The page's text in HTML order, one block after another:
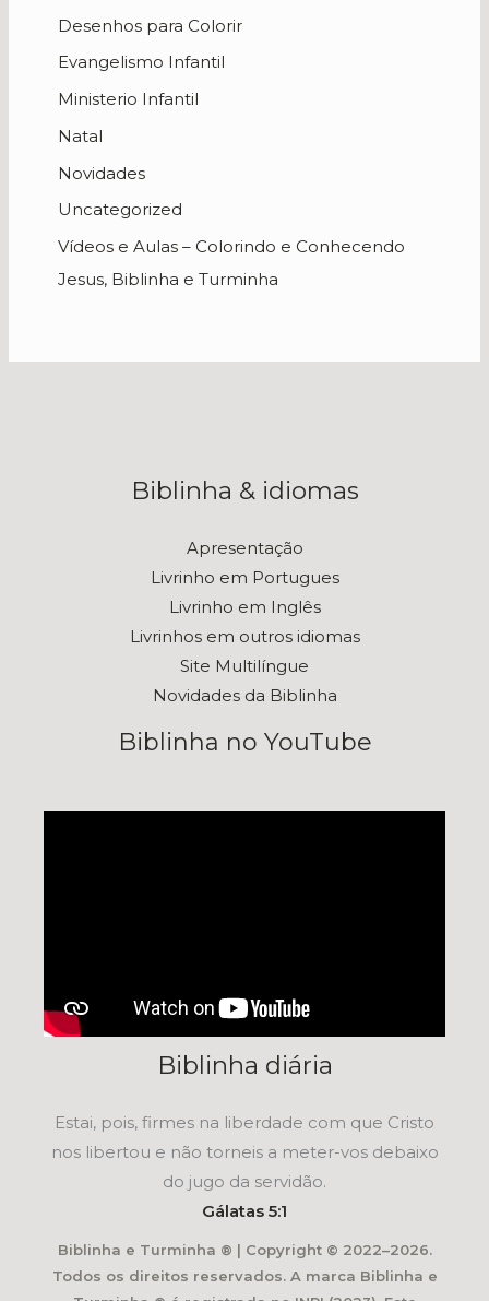
Desenhos para Colorir
Evangelismo Infantil
Ministerio Infantil
Natal
Novidades
Uncategorized
Vídeos e Aulas – Colorindo e Conhecendo
Jesus, Biblinha e Turminha
Biblinha & idiomas
Apresentação
Livrinho em Portugues
Livrinho em Inglês
Livrinhos em outros idiomas
Site Multilíngue
Novidades da Biblinha
Biblinha no YouTube
Biblinha diária
Estai, pois, firmes na liberdade com que Cristo
nos libertou e não torneis a meter-vos debaixo
do jugo da servidão.
Gálatas 5:1
Biblinha e Turminha ® | Copyright © 2022–2026.
Todos os direitos reservados. A marca Biblinha e